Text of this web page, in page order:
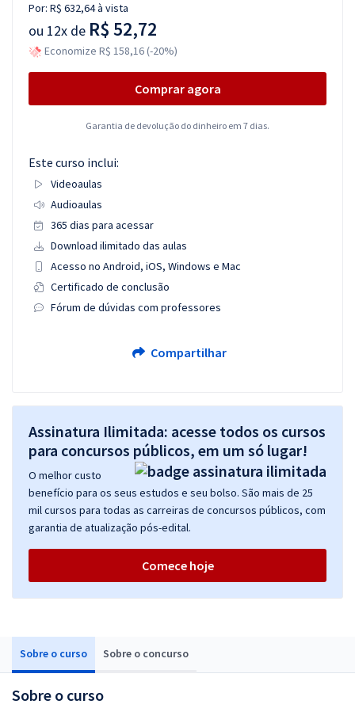
Sobre o curso Sobre o concurso
Sobre o curso
Por: R$ 632,64à vista
ou 12x de R$ 52,72
Economize R$ 158,16 (-20%)
Comprar agora
Garantia de devolução do dinheiro em 7 dias.
Este curso inclui:
Videoaulas
Audioaulas
365 dias para acessar
Download ilimitado das aulas
Acesso no Android, iOS, Windows e Mac
Certificado de conclusão
Fórum de dúvidas com professores
Compartilhar
Assinatura Ilimitada: acesse todos os cursos
para concursos públicos, em um só lugar!
O melhor custo
benefício para os seus estudos e seu bolso. São mais de 25
mil cursos para todas as carreiras de concursos públicos, com
garantia de atualização pós-edital.
Comece hoje